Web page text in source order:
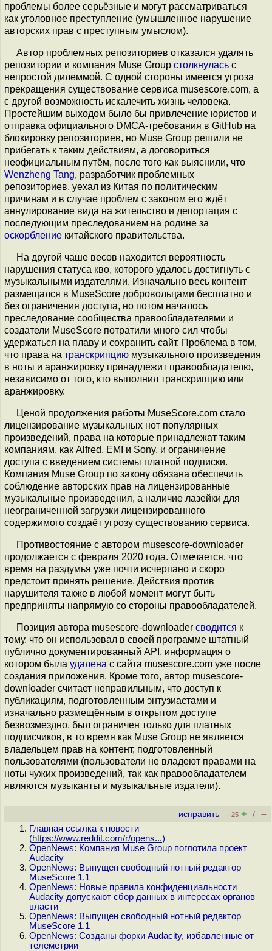
проблемы более серьёзные и могут рассматриваться
как уголовное преступление (умышленное нарушение
авторских прав с преступным умыслом).
Автор проблемных репозиториев отказался удалять
репозитории и компания Muse Group столкнулась с
непростой дилеммой. С одной стороны имеется угроза
прекращения существование сервиса musescore.com, а
с другой возможность искалечить жизнь человека.
Простейшим выходом было бы привлечение юристов и
отправка официального DMCA-требования в GitHub на
блокировку репозиториев, но Muse Group решили не
прибегать к таким действиям, а договориться
неофициальным путём, после того как выяснили, что
Wenzheng Tang, разработчик проблемных
репозиториев, уехал из Китая по политическим
причинам и в случае проблем с законом его ждёт
аннулирование вида на жительство и депортация с
последующим преследованием на родине за
оскорбление китайского правительства.
На другой чаше весов находится вероятность
нарушения статуса кво, которого удалось достигнуть с
музыкальными издателями. Изначально весь контент
размещался в MuseScore добровольцами бесплатно и
без ограничения доступа, но потом началось
преследование сообщества правообладателями и
создатели MuseScore потратили много сил чтобы
удержаться на плаву и сохранить сайт. Проблема в том,
что права на транскрипцию музыкального произведения
в ноты и аранжировку принадлежит правообладателю,
независимо от того, кто выполнил транскрипцию или
аранжировку.
Ценой продолжения работы MuseScore.com стало
лицензирование музыкальных нот популярных
произведений, права на которые принадлежат таким
компаниям, как Alfred, EMI и Sony, и ограничение
доступа с введением системы платной подписки.
Компания Muse Group по закону обязана обеспечить
соблюдение авторских прав на лицензированные
музыкальные произведения, а наличие лазейки для
неограниченной загрузки лицензированного
содержимого создаёт угрозу существованию сервиса.
Противостояние с автором musescore-downloader
продолжается с февраля 2020 года. Отмечается, что
время на раздумья уже почти исчерпано и скоро
предстоит принять решение. Действия против
нарушителя также в любой момент могут быть
предприняты напрямую со стороны правообладателей.
Позиция автора musescore-downloader сводится к
тому, что он использовал в своей программе штатный
публично документированный API, информация о
котором была удалена с сайта musescore.com уже после
создания приложения. Кроме того, автор musescore-
downloader считает неправильным, что доступ к
публикациям, подготовленным энтузиастами и
изначально размещённым в открытом доступе
безвозмездно, был ограничен только для платных
подписчиков, в то время как Muse Group не является
владельцем прав на контент, подготовленный
пользователями (пользователи не владеют правами на
ноты чужих произведений, так как правообладателем
являются музыканты и музыкальные издатели).
исправить –25 + / –
Главная ссылка к новости
(https://www.reddit.com/r/opens...)
OpenNews: Компания Muse Group поглотила проект
Audacity
OpenNews: Выпущен свободный нотный редактор
MuseScore 1.1
OpenNews: Новые правила конфиденциальности
Audacity допускают сбор данных в интересах органов
власти
OpenNews: Выпущен свободный нотный редактор
MuseScore 1.1
OpenNews: Созданы форки Audacity, избавленные от
телеметрии